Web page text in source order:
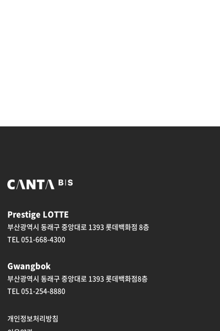
Prestige LOTTE
부산광역시 동래구 중앙대로 1393 롯데백화점 8층
TEL 051-668-4300
Gwangbok
부산광역시 동래구 중앙대로 1393 롯데백화점8층
TEL 051-254-8880
개인정보처리방침